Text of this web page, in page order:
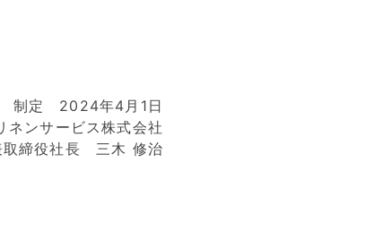
制定 2024年4月1日
ネンサービス株式会社
取締役社長 三木 修治